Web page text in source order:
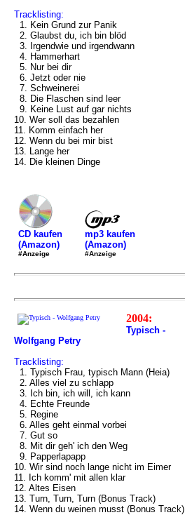
Tracklisting:
1. Kein Grund zur Panik
2. Glaubst du, ich bin blöd
3. Irgendwie und irgendwann
4. Hammerhart
5. Nur bei dir
6. Jetzt oder nie
7. Schweinerei
8. Die Flaschen sind leer
9. Keine Lust auf gar nichts
10. Wer soll das bezahlen
11. Komm einfach her
12. Wenn du bei mir bist
13. Lange her
14. Die kleinen Dinge
CD kaufen
(Amazon)
#Anzeige
mp3 kaufen
(Amazon)
#Anzeige
2004:
Typisch -
Wolfgang Petry
Tracklisting:
1. Typisch Frau, typisch Mann (Heia)
2. Alles viel zu schlapp
3. Ich bin, ich will, ich kann
4. Echte Freunde
5. Regine
6. Alles geht einmal vorbei
7. Gut so
8. Mit dir geh' ich den Weg
9. Papperlapapp
10. Wir sind noch lange nicht im Eimer
11. Ich komm' mit allen klar
12. Altes Eisen
13. Turn, Turn, Turn (Bonus Track)
14. Wenn du weinen musst (Bonus Track)